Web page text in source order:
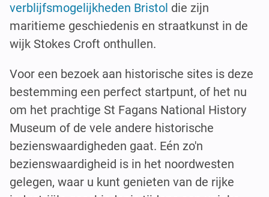
verblijfsmogelijkheden Bristol die zijn
maritieme geschiedenis en straatkunst in de
wijk Stokes Croft onthullen.
Voor een bezoek aan historische sites is deze
bestemming een perfect startpunt, of het nu
om het prachtige St Fagans National History
Museum of de vele andere historische
bezienswaardigheden gaat. Eén zo'n
bezienswaardigheid is in het noordwesten
gelegen, waar u kunt genieten van de rijke